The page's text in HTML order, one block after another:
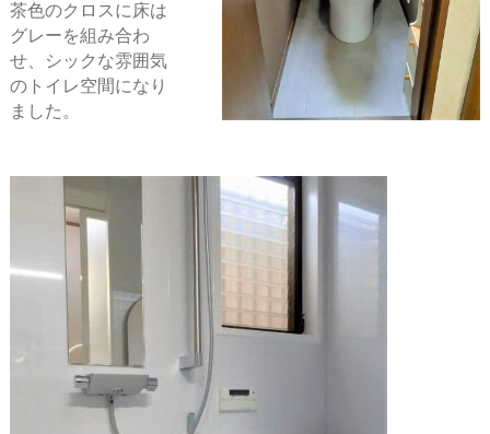
茶色のクロスに床は
グレーを組み合わ
せ、シックな雰囲気
のトイレ空間になり
ました。